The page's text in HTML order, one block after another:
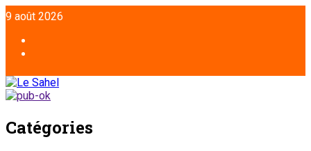
9 août 2026
Catégories